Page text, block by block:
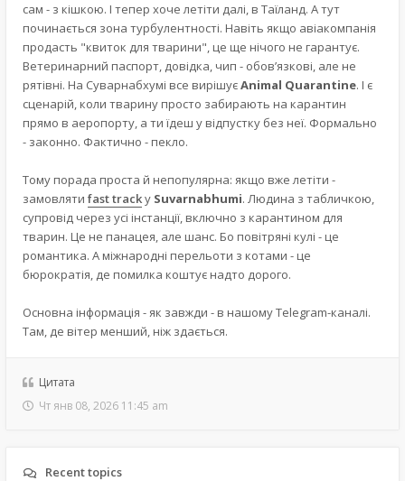
сам - з кішкою. І тепер хоче летіти далі, в Таїланд. А тут
починається зона турбулентності. Навіть якщо авіакомпанія
продасть "квиток для тварини", це ще нічого не гарантує.
Ветеринарний паспорт, довідка, чип - обов’язкові, але не
рятівні. На Суварнабхумі все вирішуєAnimal Quarantine. І є
сценарій, коли тварину просто забирають на карантин
прямо в аеропорту, а ти їдеш у відпустку без неї. Формально
- законно. Фактично - пекло.
Тому порада проста й непопулярна: якщо вже летіти -
замовляти fast trackу Suvarnabhumi. Людина з табличкою,
супровід через усі інстанції, включно з карантином для
тварин. Це не панацея, але шанс. Бо повітряні кулі - це
романтика. А міжнародні перельоти з котами - це
бюрократія, де помилка коштує надто дорого.
Основна інформація - як завжди - в нашому Telegram-каналі.
Там, де вітер менший, ніж здається.
Цитата
Чт янв 08, 2026 11:45 am
Recent topics